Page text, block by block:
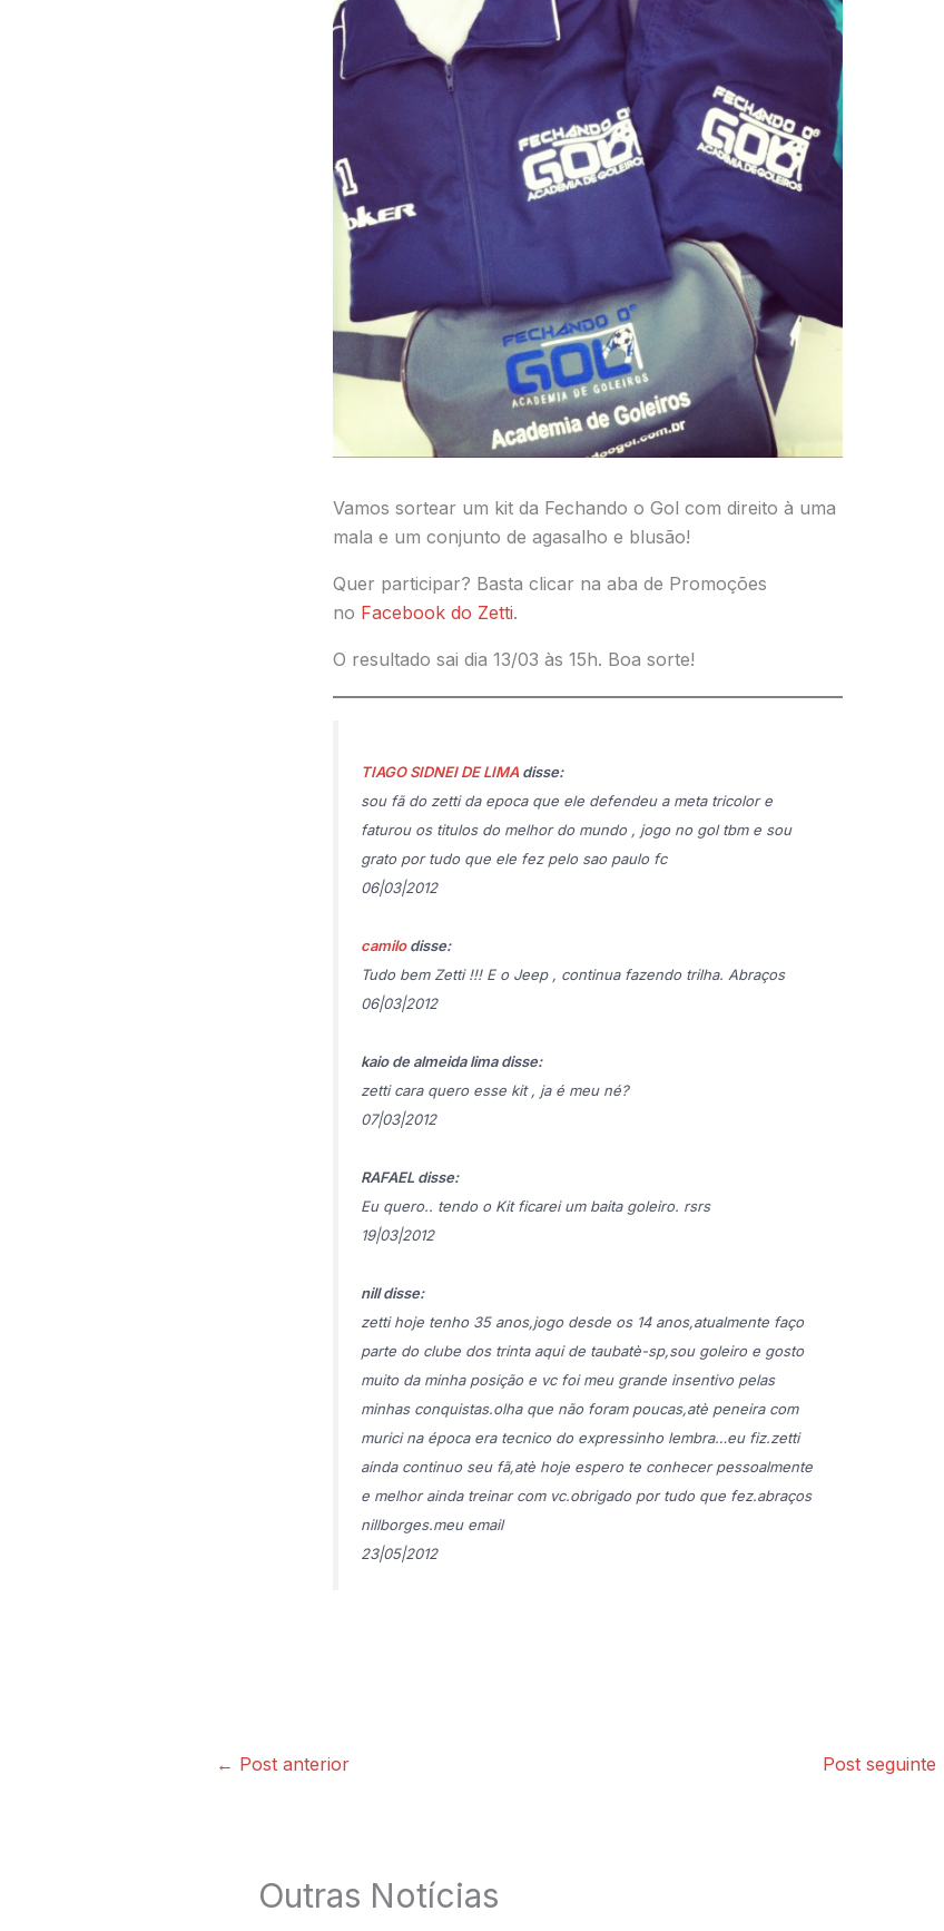
Vamos sortear um kit da Fechando o Gol com direito à uma
mala e um conjunto de agasalho e blusão!
Quer participar? Basta clicar na aba de Promoções
no Facebook do Zetti.
O resultado sai dia 13/03 às 15h. Boa sorte!
TIAGO SIDNEI DE LIMAdisse:
sou fã do zetti da epoca que ele defendeu a meta tricolor e
faturou os titulos do melhor do mundo , jogo no gol tbm e sou
grato por tudo que ele fez pelo sao paulo fc
06|03|2012
camilodisse:
Tudo bem Zetti !!! E o Jeep , continua fazendo trilha. Abraços
06|03|2012
kaio de almeida lima disse:
zetti cara quero esse kit , ja é meu né?
07|03|2012
RAFAEL disse:
Eu quero.. tendo o Kit ficarei um baita goleiro. rsrs
19|03|2012
nill disse:
zetti hoje tenho 35 anos,jogo desde os 14 anos,atualmente faço
parte do clube dos trinta aqui de taubatè-sp,sou goleiro e gosto
muito da minha posição e vc foi meu grande insentivo pelas
minhas conquistas.olha que não foram poucas,atè peneira com
murici na época era tecnico do expressinho lembra…eu fiz.zetti
ainda continuo seu fã,atè hoje espero te conhecer pessoalmente
e melhor ainda treinar com vc.obrigado por tudo que fez.abraços
nillborges.meu email
23|05|2012
← Post anterior Post seguinte
Outras Notícias